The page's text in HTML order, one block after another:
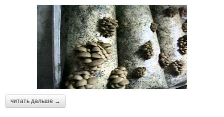
читать дальше →